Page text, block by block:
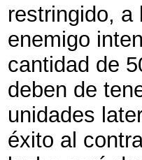
restringido, a
enemigo
cantidad de
deben de
unidades
éxito al